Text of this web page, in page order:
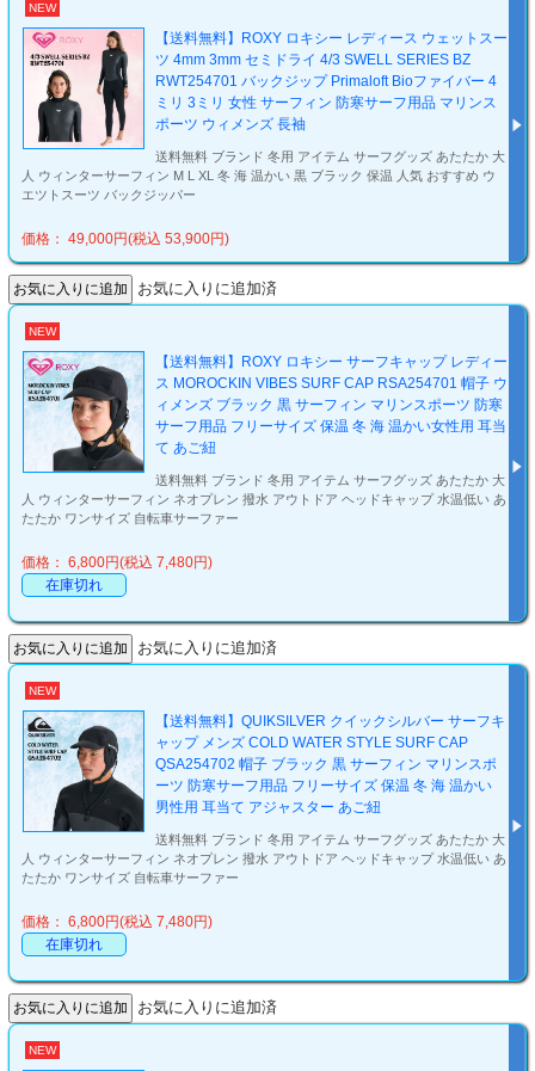
NEW
【送料無料】ROXY ロキシー レディース ウェットスー
ツ 4mm 3mm セミドライ 4/3 SWELL SERIES BZ
RWT254701 バックジップ Primaloft Bioファイバー 4
ミリ 3ミリ 女性 サーフィン 防寒サーフ用品 マリンス
ポーツ ウィメンズ 長袖
送料無料 ブランド 冬用 アイテム サーフグッズ あたたか 大
人 ウィンターサーフィン M L XL 冬 海 温かい 黒 ブラック 保温 人気 おすすめ ウ
エツトスーツ バックジッパー
価格： 49,000円(税込 53,900円)
お気に入りに追加済
NEW
【送料無料】ROXY ロキシー サーフキャップ レディー
ス MOROCKIN VIBES SURF CAP RSA254701 帽子 ウ
ィメンズ ブラック 黒 サーフィン マリンスポーツ 防寒
サーフ用品 フリーサイズ 保温 冬 海 温かい女性用 耳当
て あご紐
送料無料 ブランド 冬用 アイテム サーフグッズ あたたか 大
人 ウィンターサーフィン ネオプレン 撥水 アウトドア ヘッドキャップ 水温低い あ
たたか ワンサイズ 自転車サーファー
価格： 6,800円(税込 7,480円)
在庫切れ
お気に入りに追加済
NEW
【送料無料】QUIKSILVER クイックシルバー サーフキ
ャップ メンズ COLD WATER STYLE SURF CAP
QSA254702 帽子 ブラック 黒 サーフィン マリンスポ
ーツ 防寒サーフ用品 フリーサイズ 保温 冬 海 温かい
男性用 耳当て アジャスター あご紐
送料無料 ブランド 冬用 アイテム サーフグッズ あたたか 大
人 ウィンターサーフィン ネオプレン 撥水 アウトドア ヘッドキャップ 水温低い あ
たたか ワンサイズ 自転車サーファー
価格： 6,800円(税込 7,480円)
在庫切れ
お気に入りに追加済
NEW